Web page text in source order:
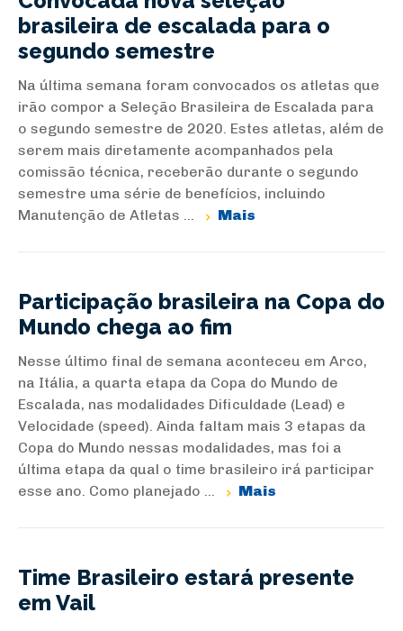
brasileira de escalada para o
segundo semestre
Na última semana foram convocados os atletas que
irão compor a Seleção Brasileira de Escalada para
o segundo semestre de 2020. Estes atletas, além de
serem mais diretamente acompanhados pela
comissão técnica, receberão durante o segundo
semestre uma série de benefícios, incluindo
Manutenção de Atletas ...
Mais
Participação brasileira na Copa do
Mundo chega ao fim
Nesse último final de semana aconteceu em Arco,
na Itália, a quarta etapa da Copa do Mundo de
Escalada, nas modalidades Dificuldade (Lead) e
Velocidade (speed). Ainda faltam mais 3 etapas da
Copa do Mundo nessas modalidades, mas foi a
última etapa da qual o time brasileiro irá participar
esse ano. Como planejado ...
Mais
Time Brasileiro estará presente
em Vail